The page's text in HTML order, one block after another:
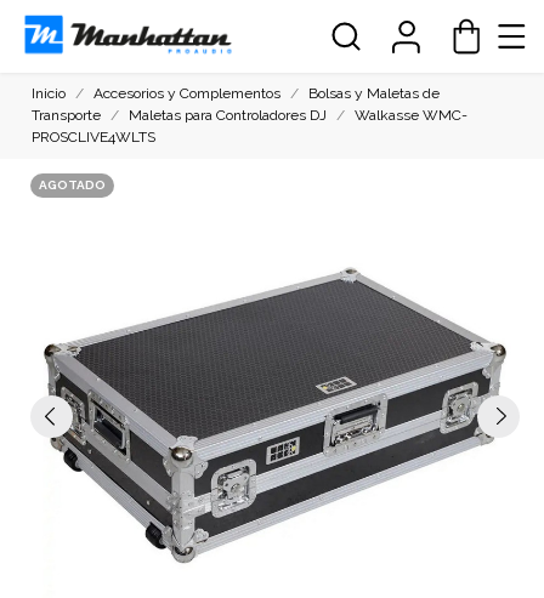
Inicio Accesorios y Complementos
Bolsas y Maletas de
Transporte
Maletas para Controladores DJ
Walkasse WMC-
PROSCLIVE4WLTS
AGOTADO